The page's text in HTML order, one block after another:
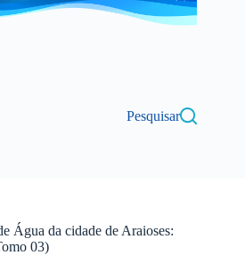
Pesquisar
Água da cidade de Araioses:
03)